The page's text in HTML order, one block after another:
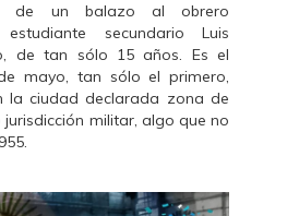
de un balazo al obrero
secundario Luis
de tan sólo 15 años. Es el
mayo, tan sólo el primero,
la ciudad declarada zona de
militar, algo que no